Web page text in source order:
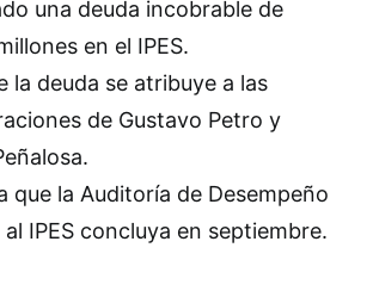
una deuda incobrable de
en el IPES.
la deuda se atribuye a las
de Gustavo Petro y
que la Auditoría de Desempeño
al IPES concluya en septiembre.